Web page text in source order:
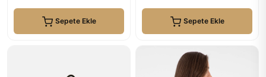
Sepete Ekle Sepete Ekle